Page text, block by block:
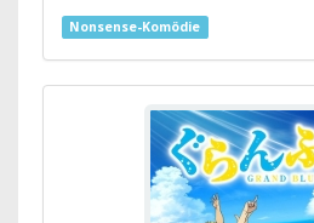
Nonsense-Komödie